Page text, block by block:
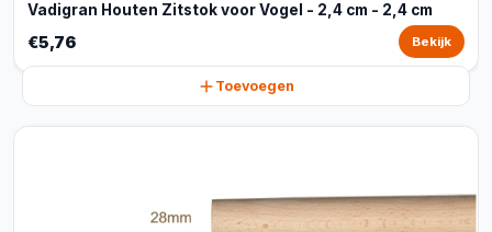
Vadigran Houten Zitstok voor Vogel - 2,4 cm - 2,4 cm
€5,76 Bekijk
Toevoegen